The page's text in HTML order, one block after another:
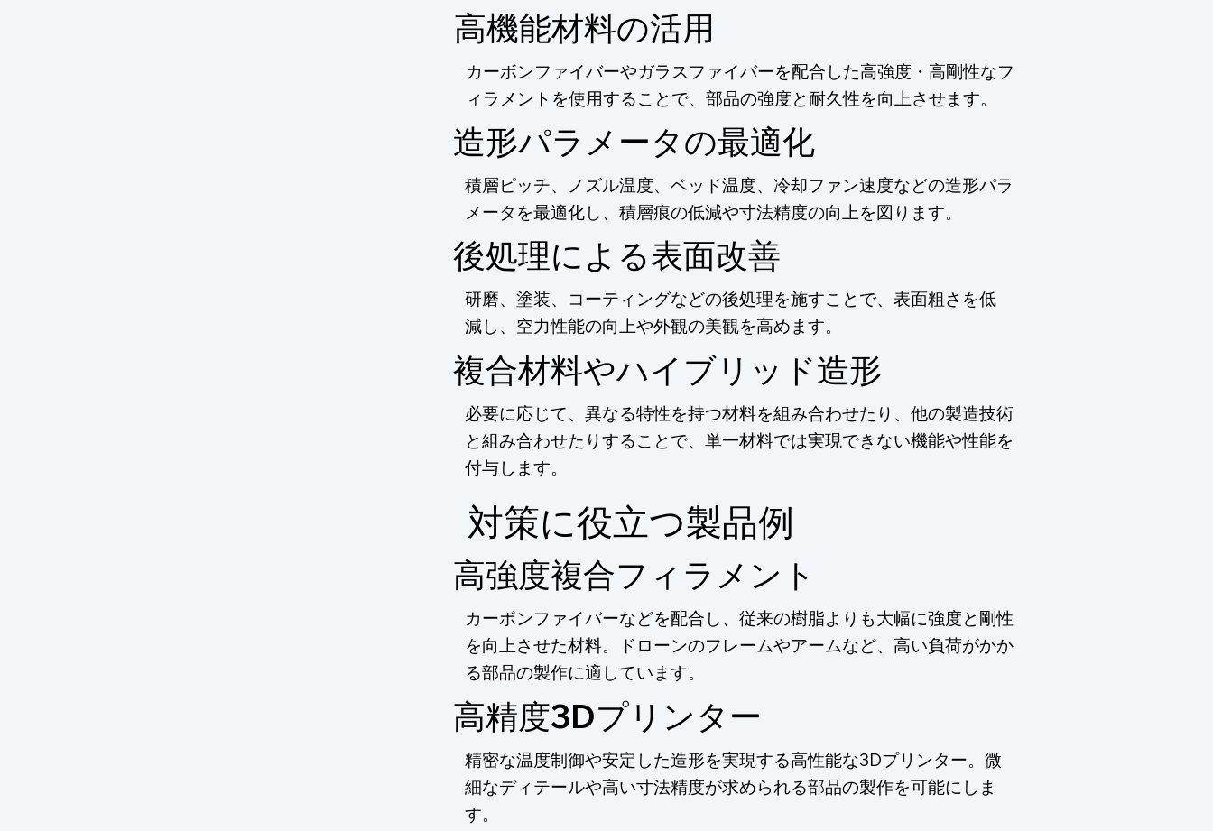
高機能材料の活用
カーボンファイバーやガラスファイバーを配合した高強度・高剛性なフ
ィラメントを使用することで、部品の強度と耐久性を向上させます。
造形パラメータの最適化
積層ピッチ、ノズル温度、ベッド温度、冷却ファン速度などの造形パラ
メータを最適化し、積層痕の低減や寸法精度の向上を図ります。
後処理による表面改善
研磨、塗装、コーティングなどの後処理を施すことで、表面粗さを低
減し、空力性能の向上や外観の美観を高めます。
複合材料やハイブリッド造形
必要に応じて、異なる特性を持つ材料を組み合わせたり、他の製造技術
と組み合わせたりすることで、単一材料では実現できない機能や性能を
付与します。
​対策に役立つ製品例
高強度複合フィラメント
カーボンファイバーなどを配合し、従来の樹脂よりも大幅に強度と剛性
を向上させた材料。ドローンのフレームやアームなど、高い負荷がかか
る部品の製作に適しています。
高精度3Dプリンター
精密な温度制御や安定した造形を実現する高性能な3Dプリンター。微
細なディテールや高い寸法精度が求められる部品の製作を可能にしま
す。